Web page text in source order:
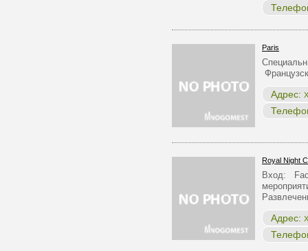
Paris
Адрес:
Royal Night
Вход:
Адрес: